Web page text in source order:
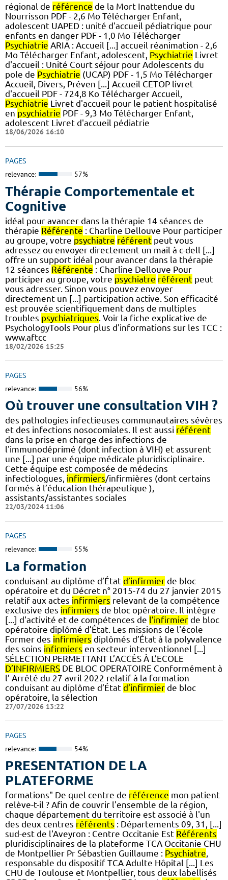
régional de référence de la Mort Inattendue du
Nourrisson PDF - 2,6 Mo Télécharger Enfant,
adolescent UAPED : unité d'accueil pédiatrique pour
enfants en danger PDF - 1,0 Mo Télécharger
Psychiatrie ARIA : Accueil [...] accueil réanimation - 2,6
Mo Télécharger Enfant, adolescent, Psychiatrie Livret
d'accueil : Unité Court séjour pour Adolescents du
pole de Psychiatrie (UCAP) PDF - 1,5 Mo Télécharger
Accueil, Divers, Préven [...] Accueil CETOP livret
d'accueil PDF - 724,8 Ko Télécharger Accueil,
Psychiatrie Livret d'accueil pour le patient hospitalisé
en psychiatrie PDF - 9,3 Mo Télécharger Enfant,
adolescent Livret d'accueil pédiatrie
18/06/2026 16:10
PAGES
relevance: 57%
Thérapie Comportementale et
Cognitive
idéal pour avancer dans la thérapie 14 séances de
thérapie Référente : Charline Dellouve Pour participer
au groupe, votre psychiatre référent peut vous
adressez ou envoyer directement un mail à c-dell [...]
offre un support idéal pour avancer dans la thérapie
12 séances Référente : Charline Dellouve Pour
participer au groupe, votre psychiatre référent peut
vous adresser. Sinon vous pouvez envoyer
directement un [...] participation active. Son efficacité
est prouvée scientifiquement dans de multiples
troubles psychiatriques. Voir la fiche explicative de
PsychologyTools Pour plus d'informations sur les TCC :
www.aftcc
18/02/2026 15:25
PAGES
relevance: 56%
Où trouver une consultation VIH ?
des pathologies infectieuses communautaires sévères
et des infections nosocomiales. Il est aussi référent
dans la prise en charge des infections de
l'immunodéprimé (dont infection à VIH) et assurent
une [...] par une équipe médicale pluridisciplinaire.
Cette équipe est composée de médecins
infectiologues, infirmiers/infirmières (dont certains
formés à l’éducation thérapeutique ),
assistants/assistantes sociales
22/03/2024 11:06
PAGES
relevance: 55%
La formation
conduisant au diplôme d’État d’infirmier de bloc
opératoire et du Décret n° 2015-74 du 27 janvier 2015
relatif aux actes infirmiers relevant de la compétence
exclusive des infirmiers de bloc opératoire. Il intègre
[...] d'activité et de compétences de l’infirmier de bloc
opératoire diplômé d’État. Les missions de l'école
Former des infirmiers diplômés d’État à la polyvalence
des soins infirmiers en secteur interventionnel [...]
SÉLECTION PERMETTANT L’ACCÈS À L’ECOLE
D’INFIRMIERS DE BLOC OPERATOIRE Conformément à
l’ Arrêté du 27 avril 2022 relatif à la formation
conduisant au diplôme d’État d’infirmier de bloc
opératoire, la sélection
27/07/2026 13:22
PAGES
relevance: 54%
PRESENTATION DE LA
PLATEFORME
formations" De quel centre de référence mon patient
relève-t-il ? Afin de couvrir l'ensemble de la région,
chaque département du territoire est associé à l'un
des deux centres référents : Départements 09, 31, [...]
sud-est de l'Aveyron : Centre Occitanie Est Référents
pluridisciplinaires de la plateforme TCA Occitanie CHU
de Montpellier Pr Sébastien Guillaume : Psychiatre,
responsable du dispositif TCA Adulte Hôpital [...] Les
CHU de Toulouse et Montpellier, tous deux labellisés